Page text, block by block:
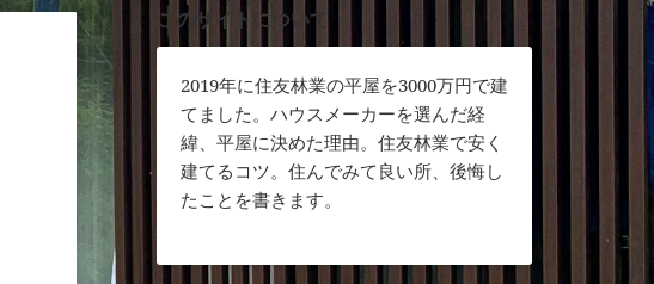
このサイトについて
2019年に住友林業の平屋を3000万円で建
てました。ハウスメーカーを選んだ経
緯、平屋に決めた理由。住友林業で安く
建てるコツ。住んでみて良い所、後悔し
たことを書きます。